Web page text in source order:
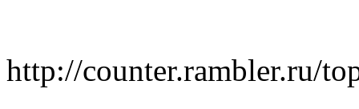
http://counter.rambler.ru/